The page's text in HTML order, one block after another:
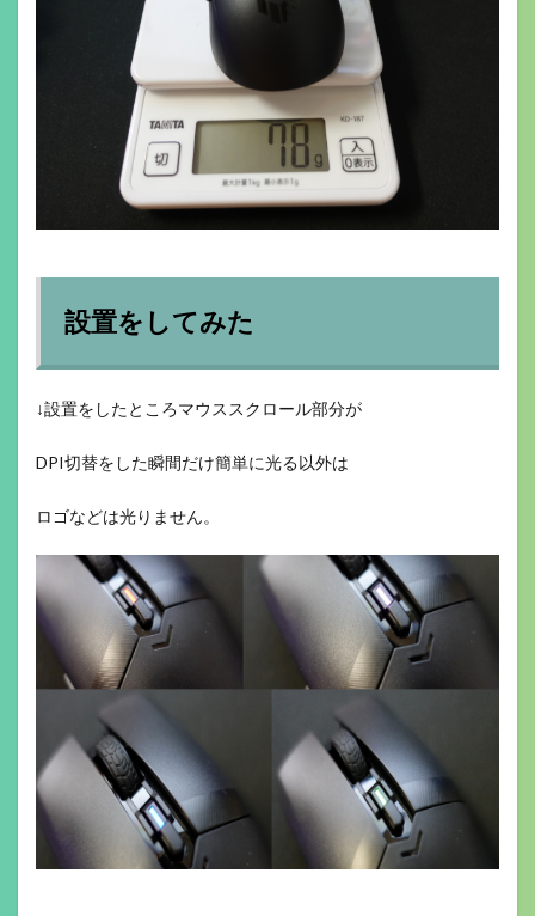
設置をしてみた
↓設置をしたところマウススクロール部分が
DPI切替をした瞬間だけ簡単に光る以外は
ロゴなどは光りません。